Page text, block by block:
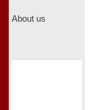
About us